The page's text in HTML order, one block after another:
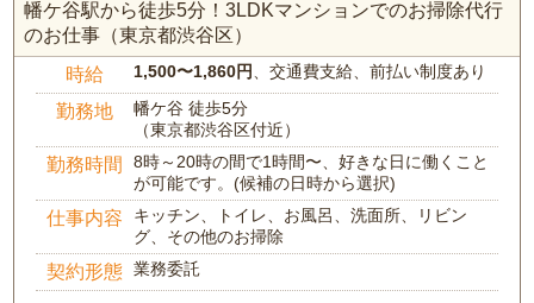
幡ケ谷駅から徒歩5分！3LDKマンションでのお掃除代行
のお仕事（東京都渋谷区）
時給 1,500〜1,860円、交通費支給、前払い制度あり
勤務地
幡ケ谷 徒歩5分
（東京都渋谷区付近）
勤務時間
8時～20時の間で1時間〜、好きな日に働くこと
が可能です。(候補の日時から選択)
仕事内容
キッチン、トイレ、お風呂、洗面所、リビン
グ、その他のお掃除
契約形態 業務委託